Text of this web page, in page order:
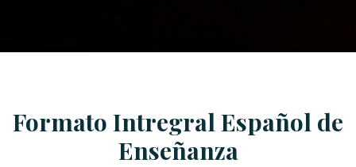
Formato Intregral Español de
Enseñanza